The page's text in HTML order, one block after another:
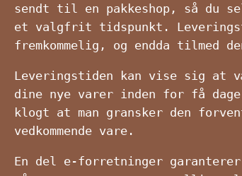
sendt til en pakkeshop, så du
et valgfrit tidspunkt.
fremkommelig, og endda tilmed
Leveringstiden kan vise sig at
dine nye varer inden for få
klogt at man gransker den
vedkommende vare.
En del e-forretninger